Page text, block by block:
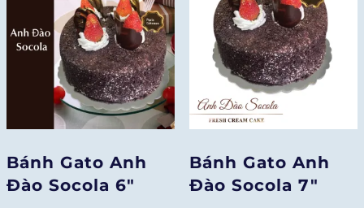
Bánh Gato Anh
Đào Socola 6″
Bánh Gato Anh
Đào Socola 7″